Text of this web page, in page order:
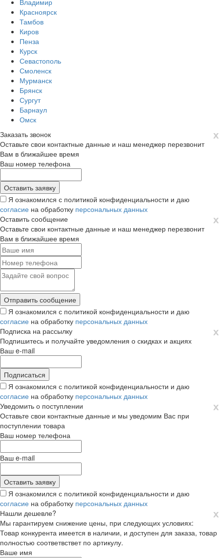
Владимир
Красноярск
Тамбов
Киров
Пенза
Курск
Севастополь
Смоленск
Мурманск
Брянск
Сургут
Барнаул
Омск
х
Заказать звонок
Оставьте свои контактные данные и наш менеджер перезвонит
Вам в ближайшее время
Ваш номер телефона
Я ознакомился с политикой конфиденциальности и даю
согласие на обработку персональных данных
х
Оставить сообщение
Оставьте свои контактные данные и наш менеджер перезвонит
Вам в ближайшее время
Я ознакомился с политикой конфиденциальности и даю
согласие на обработку персональных данных
х
Подписка на рассылку
Подпишитесь и получайте уведомления о скидках и акциях
Ваш e-mail
Я ознакомился с политикой конфиденциальности и даю
согласие на обработку персональных данных
х
Уведомить о поступлении
Оставьте свои контактные данные и мы уведомим Вас при
поступлении товара
Ваш номер телефона
Ваш e-mail
Я ознакомился с политикой конфиденциальности и даю
согласие на обработку персональных данных
х
Нашли дешевле?
Мы гарантируем снижение цены, при следующих условиях:
Товар конкурента имеется в наличии, и доступен для заказа, товар
полностью соответвствет по артикулу.
Ваше имя